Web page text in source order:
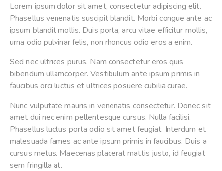
Lorem ipsum dolor sit amet, consectetur adipiscing elit.
Phasellus venenatis suscipit blandit. Morbi congue ante ac
ipsum blandit mollis. Duis porta, arcu vitae efficitur mollis,
urna odio pulvinar felis, non rhoncus odio eros a enim.
Sed nec ultrices purus. Nam consectetur eros quis
bibendum ullamcorper. Vestibulum ante ipsum primis in
faucibus orci luctus et ultrices posuere cubilia curae.
Nunc vulputate mauris in venenatis consectetur. Donec sit
amet dui nec enim pellentesque cursus. Nulla facilisi.
Phasellus luctus porta odio sit amet feugiat. Interdum et
malesuada fames ac ante ipsum primis in faucibus. Duis a
cursus metus. Maecenas placerat mattis justo, id feugiat
sem fringilla at.